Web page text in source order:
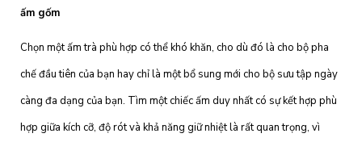
ấm gốm
Chọn một ấm trà phù hợp có thể khó khăn, cho dù đó là cho bộ pha
chế đầu tiên của bạn hay chỉ là một bổ sung mới cho bộ sưu tập ngày
càng đa dạng của bạn. Tìm một chiếc ấm duy nhất có sự kết hợp phù
hợp giữa kích cỡ, độ rót và khả năng giữ nhiệt là rất quan trọng, vì